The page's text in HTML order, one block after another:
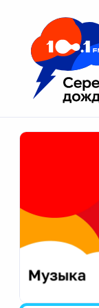
Москва 100.1 FM
Апатиты
Екатеринбург
Калининград
Калуга